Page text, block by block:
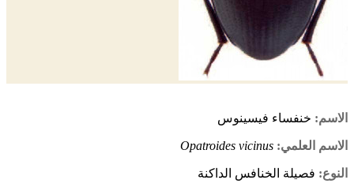
الاسم: خنفساء فيسينوس
الاسم العلمي: Opatroides vicinus
النوع: فصيلة الخنافس الداكنة